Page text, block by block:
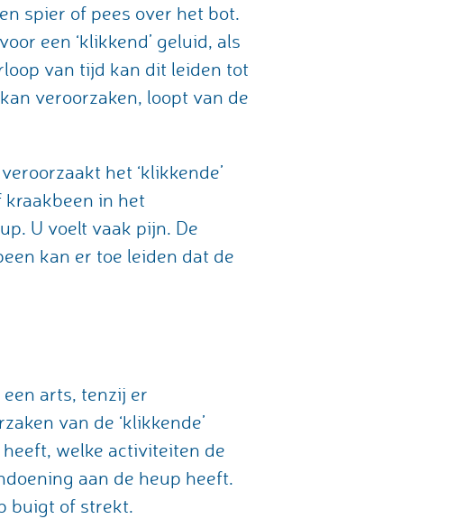
spier of pees over het bot.
een ‘klikkend’ geluid, als
van tijd kan dit leiden tot
veroorzaken, loopt van de
het ‘klikkende’
in het
U voelt vaak pijn. De
kan er toe leiden dat de
een arts, tenzij er
van de ‘klikkende’
welke activiteiten de
aan de heup heeft.
buigt of strekt.